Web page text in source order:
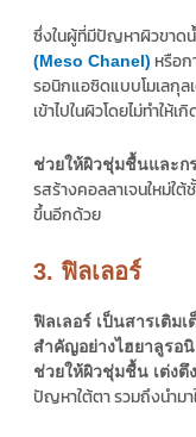
ซึ่งในผู้ที่มีปัญหาผิวขาด
(Meso Chanel) หรือก
รอนิกแอซิดแบบโมเลกุ
เข้าไปในผิวโดยไม่ทำให้
ช่วยให้ผิวชุ่มชื้นและก
รสร้างคอลลาเจนใหม่ใต้
ขึ้นอีกด้วย
3. ฟิลเลอร์
ฟิลเลอร์ เป็นสารเติม
สำคัญอย่างไฮยาลูรอ
ช่วยให้ผิวชุ่มชื้น เต่งตึง
ปัญหาใต้ตา รวมถึงนำม